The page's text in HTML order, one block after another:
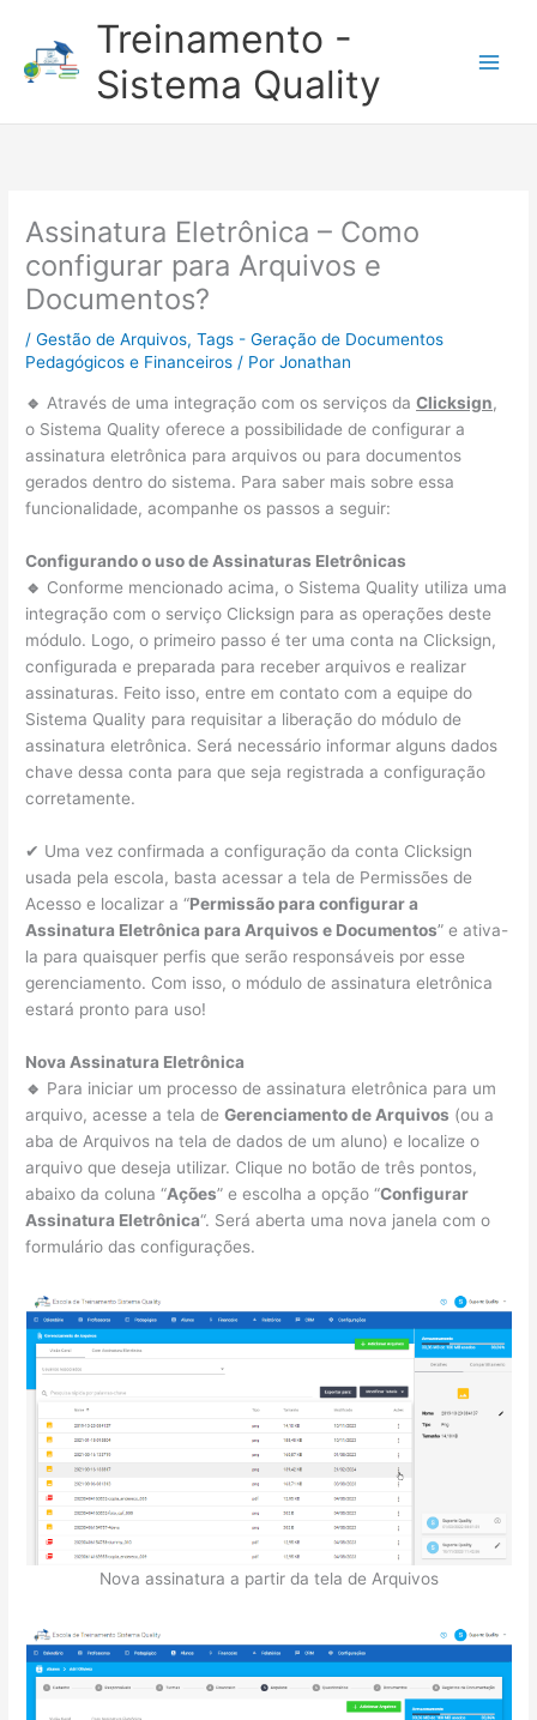
Treinamento -
Sistema Quality
Assinatura Eletrônica – Como
configurar para Arquivos e
Documentos?
/Gestão de Arquivos,Tags - Geração de Documentos
Pedagógicos e Financeiros / PorJonathan
🔹 Através de uma integração com os serviços daClicksign,
o Sistema Quality oferece a possibilidade de configurar a
assinatura eletrônica para arquivos ou para documentos
gerados dentro do sistema. Para saber mais sobre essa
funcionalidade, acompanhe os passos a seguir:
Configurando o uso de Assinaturas Eletrônicas
🔹 Conforme mencionado acima, o Sistema Quality utiliza uma
integração com o serviço Clicksign para as operações deste
módulo. Logo, o primeiro passo é ter uma conta na Clicksign,
configurada e preparada para receber arquivos e realizar
assinaturas. Feito isso, entre em contato com a equipe do
Sistema Quality para requisitar a liberação do módulo de
assinatura eletrônica. Será necessário informar alguns dados
chave dessa conta para que seja registrada a configuração
corretamente.
✔ Uma vez confirmada a configuração da conta Clicksign
usada pela escola, basta acessar a tela de Permissões de
Acesso e localizar a “Permissão para configurar a
Assinatura Eletrônica para Arquivos e Documentos” e ativa-
la para quaisquer perfis que serão responsáveis por esse
gerenciamento. Com isso, o módulo de assinatura eletrônica
estará pronto para uso!
Nova Assinatura Eletrônica
🔹 Para iniciar um processo de assinatura eletrônica para um
arquivo, acesse a tela deGerenciamento de Arquivos (ou a
aba de Arquivos na tela de dados de um aluno) e localize o
arquivo que deseja utilizar. Clique no botão de três pontos,
abaixo da coluna “Ações” e escolha a opção “Configurar
Assinatura Eletrônica“. Será aberta uma nova janela com o
formulário das configurações.
Nova assinatura a partir da tela de Arquivos